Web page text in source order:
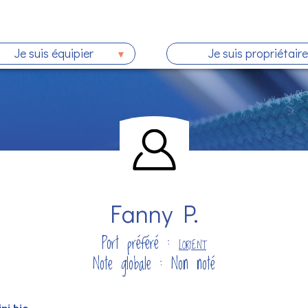
Je suis équipier Je suis propriétaire
Fanny P.
Port préféré : LORIENT
Note globale : Non noté